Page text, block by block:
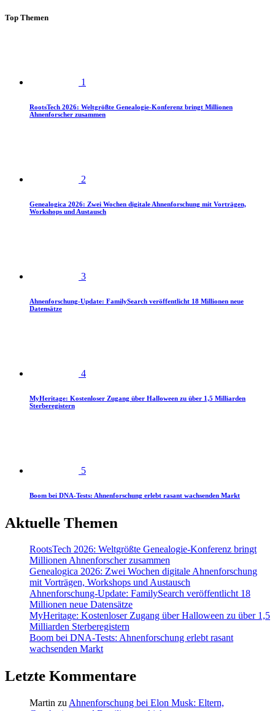
Top Themen
1
RootsTech 2026: Weltgrößte Genealogie-Konferenz bringt Millionen
Ahnenforscher zusammen
2
Genealogica 2026: Zwei Wochen digitale Ahnenforschung mit Vorträgen,
Workshops und Austausch
3
Ahnenforschung-Update: FamilySearch veröffentlicht 18 Millionen neue
Datensätze
4
MyHeritage: Kostenloser Zugang über Halloween zu über 1,5 Milliarden
Sterberegistern
5
Boom bei DNA-Tests: Ahnenforschung erlebt rasant wachsenden Markt
Aktuelle Themen
RootsTech 2026: Weltgrößte Genealogie-Konferenz bringt
Millionen Ahnenforscher zusammen
Genealogica 2026: Zwei Wochen digitale Ahnenforschung
mit Vorträgen, Workshops und Austausch
Ahnenforschung-Update: FamilySearch veröffentlicht 18
Millionen neue Datensätze
MyHeritage: Kostenloser Zugang über Halloween zu über 1,5
Milliarden Sterberegistern
Boom bei DNA-Tests: Ahnenforschung erlebt rasant
wachsenden Markt
Letzte Kommentare
Martin zu Ahnenforschung bei Elon Musk: Eltern,